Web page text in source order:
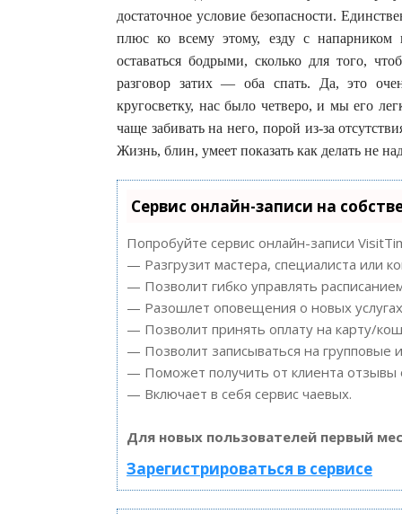
достаточное условие безопасности.
плюс ко всему этому, езду с
оставаться бодрыми, сколько для того,
разговор затих — оба спать. Да, это
кругосветку, нас было четверо, и мы его
чаще забивать на него, порой из-за
Жизнь, блин, умеет показать как делать не
Сервис онлайн-записи на
Попробуйте сервис онлайн-записи
— Разгрузит мастера, специалиста или
— Позволит гибко управлять
— Разошлет оповещения о новых
— Позволит принять оплату на карту/
— Позволит записываться на групповые
— Поможет получить от клиента отзывы
— Включает в себя сервис чаевых.
Для новых пользователей первый
Зарегистрироваться в сервисе